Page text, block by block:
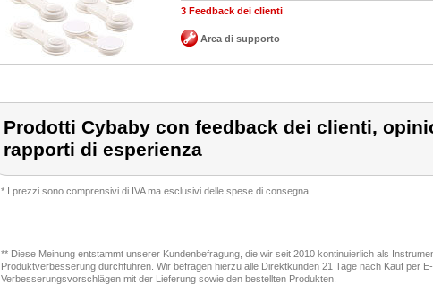
3 Feedback dei clienti
Area di supporto
Prodotti Cybaby con feedback dei clienti,
rapporti di esperienza
* I prezzi sono comprensivi di IVA ma esclusivi delle spese di consegna
** Diese Meinung entstammt unserer Kundenbefragung, die wir seit 2010 kontinuierlich als
Produktverbesserung durchführen. Wir befragen hierzu alle Direktkunden 21 Tage nach Kauf per
Verbesserungsvorschlägen mit der Lieferung sowie den bestellten Produkten.